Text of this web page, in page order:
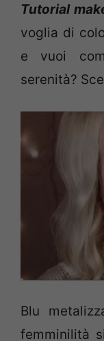
Tutorial
voglia di
e vuoi
serenità?
Blu
femminilità